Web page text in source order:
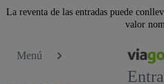
La reventa de las entradas puede
valor
Menú